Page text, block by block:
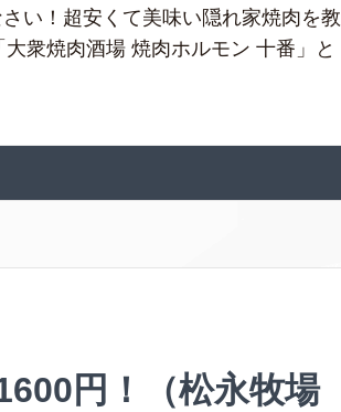
い！超安くて美味い隠れ家焼肉を教
衆焼肉酒場 焼肉ホルモン 十番」と
円！（松永牧場